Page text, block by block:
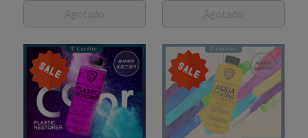
Agotado Agotado